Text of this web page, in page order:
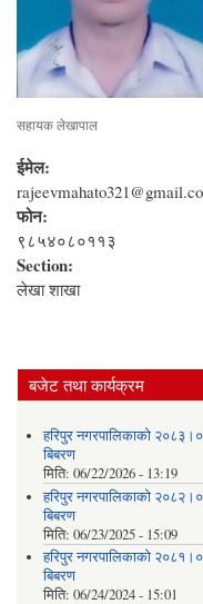
सहायक लेखापाल
ईमेल:
फोन:
९८५४०८०११३
Section:
लेखा शाखा
बजेट तथा कार्यक्रम
हरिपुर नगरपालिकाको
बिबरण
मिति: 06/22/2026 - 13:19
हरिपुर नगरपालिकाको
बिबरण
मिति: 06/23/2025 - 15:09
हरिपुर नगरपालिकाको
बिबरण
मिति: 06/24/2024 - 15:01